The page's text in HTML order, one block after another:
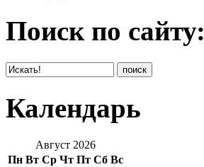
Поиск по сайту:
Календарь
Август 2026
Пн Вт Ср Чт Пт Сб Вс